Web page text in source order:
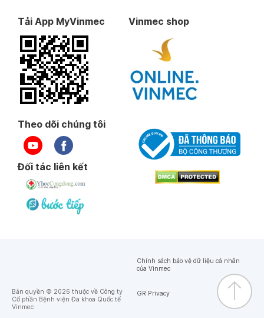
Tải App MyVinmec Vinmec shop
Theo dõi chúng tôi
Đối tác liên kết
Bản quyền © 2026 thuộc về Công ty
Cổ phần Bệnh viện Đa khoa Quốc tế
Vinmec
Chính sách bảo vệ dữ liệu cá nhân
của Vinmec
GR Privacy